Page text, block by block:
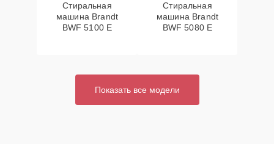
Стиральная
машина Brandt
BWF 5100 E
Стиральная
машина Brandt
BWF 5080 E
Показать все модели